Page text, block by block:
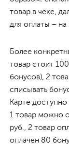
товар в чеке,
для оплаты – на
Более
товар стоит
бонусов), 2
списывать
Карте
1 товар можно
руб., 2 товар
оплачен 80